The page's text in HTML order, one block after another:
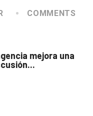
COMMENTS
mejora una